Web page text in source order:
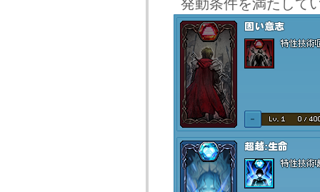
発動条件を満たして